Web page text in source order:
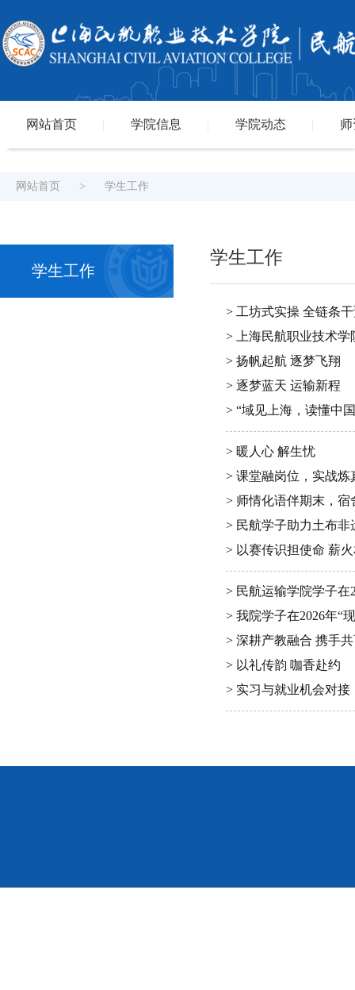
网站首页 学院信息 学院动态
网站首页 > 学生工作
学生工作
学生工作
> 工坊式实操 全链条
> 上海民航职业技术
> 扬帆起航 逐梦飞翔
> 逐梦蓝天 运输新程
> “域见上海，读懂中
> 暖人心 解生忧
> 课堂融岗位，实战炼
> 师情化语伴期末，宿
> 民航学子助力土布非
> 以赛传识担使命 薪
> 民航运输学院学子在
> 我院学子在2026年“
> 深耕产教融合 携手
> 以礼传韵 咖香赴约
> 实习与就业机会对接